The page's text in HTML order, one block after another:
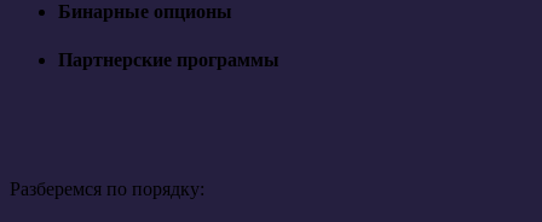
Бинарные опционы
Партнерские программы
Разберемся по порядку: